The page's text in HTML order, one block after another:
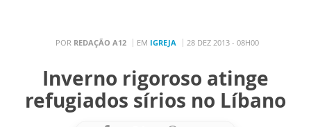
POR REDAÇÃO A12 EM IGREJA 28 DEZ 2013 - 08H00
Inverno rigoroso atinge
refugiados sírios no Líbano